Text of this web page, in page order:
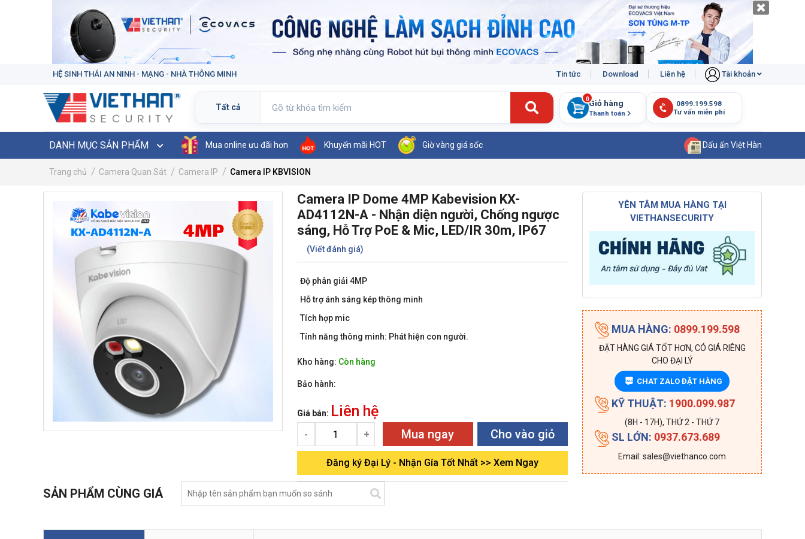
HỆ SINH THÁI AN NINH - MẠNG - NHÀ THÔNG MINH Tin tức Download Liên hệ Tài khoản
Giỏ hàng
Thanh toán
0
DANH MỤC SẢN PHẨM Mua online ưu đãi hơn Khuyến mãi HOT Giờ vàng giá sốc Dấu ấn Việt Hàn
Trang chủ Camera Quan Sát Camera IP Camera IP KBVISION
Camera IP Dome 4MP Kabevision KX-
AD4112N-A - Nhận diện người, Chống ngược
sáng, Hỗ Trợ PoE & Mic, LED/IR 30m, IP67
(Viết đánh giá)
Độ phân giải 4MP
Hỗ trợ ánh sáng kép thông minh
Tích hợp mic
Tính năng thông minh: Phát hiện con người.
Kho hàng: Còn hàng
Bảo hành:
Giá bán: Liên hệ
- + Mua ngay Cho vào giỏ
Đăng ký Đại Lý - Nhận Gía Tốt Nhất >> Xem Ngay
YÊN TÂM MUA HÀNG TẠI
VIETHANSECURITY
MUA HÀNG: 0899.199.598
ĐẶT HÀNG GIÁ TỐT HƠN, CÓ GIÁ RIÊNG
CHO ĐẠI LÝ
ZALO CHAT ZALO ĐẶT HÀNG
KỸ THUẬT: 1900.099.987
(8H - 17H), THỨ 2 - THỨ 7
SL LỚN: 0937.673.689
Email: sales@viethanco.com
SẢN PHẨM CÙNG GIÁ